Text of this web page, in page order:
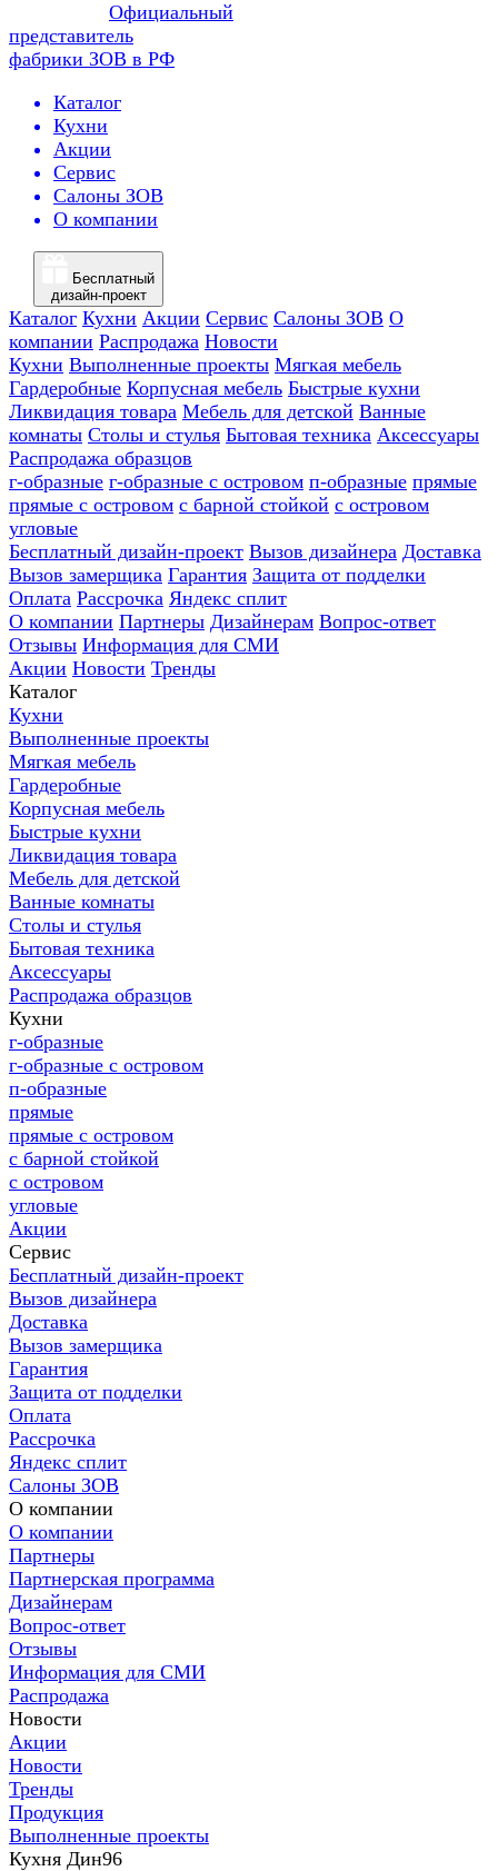
Официальный
представитель
фабрики ЗОВ в РФ
Каталог
Кухни
Акции
Сервис
Салоны ЗОВ
О компании
Бесплатный
дизайн-проект
Каталог Кухни Акции Сервис Салоны ЗОВ О
компании Распродажа Новости
Кухни Выполненные проекты Мягкая мебель
Гардеробные Корпусная мебель Быстрые кухни
Ликвидация товара Мебель для детской Ванные
комнаты Столы и стулья Бытовая техника Аксессуары
Распродажа образцов
г-образные г-образные с островом п-образные прямые
прямые с островом с барной стойкой с островом
угловые
Бесплатный дизайн-проект Вызов дизайнера Доставка
Вызов замерщика Гарантия Защита от подделки
Оплата Рассрочка Яндекс сплит
О компании Партнеры Дизайнерам Вопрос-ответ
Отзывы Информация для СМИ
Акции Новости Тренды
Каталог
Кухни
Выполненные проекты
Мягкая мебель
Гардеробные
Корпусная мебель
Быстрые кухни
Ликвидация товара
Мебель для детской
Ванные комнаты
Столы и стулья
Бытовая техника
Аксессуары
Распродажа образцов
Кухни
г-образные
г-образные с островом
п-образные
прямые
прямые с островом
с барной стойкой
с островом
угловые
Акции
Сервис
Бесплатный дизайн-проект
Вызов дизайнера
Доставка
Вызов замерщика
Гарантия
Защита от подделки
Оплата
Рассрочка
Яндекс сплит
Салоны ЗОВ
О компании
О компании
Партнеры
Партнерская программа
Дизайнерам
Вопрос-ответ
Отзывы
Информация для СМИ
Распродажа
Новости
Акции
Новости
Тренды
Продукция
Выполненные проекты
Кухня Дин96